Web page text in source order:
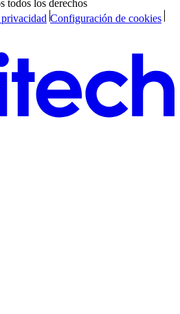
todos los derechos
Configuración de cookies